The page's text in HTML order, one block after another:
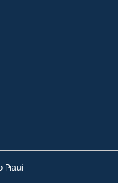
Piauí